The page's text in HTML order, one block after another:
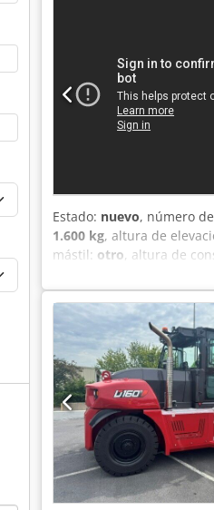
Estado: nuevo, número
1.600 kg, altura de
mástil: otro, altura de
,
la batería: 25,6 V, 150 Ah